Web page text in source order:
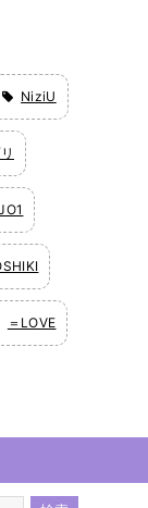
NiziU
＝LOVE